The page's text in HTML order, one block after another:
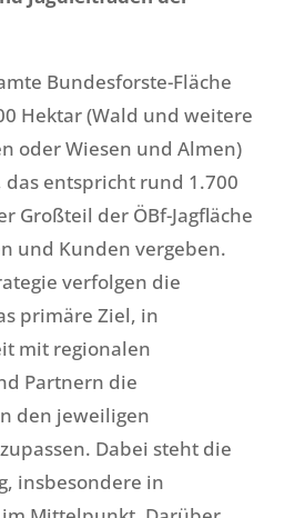
Bundesforste-Fläche
Hektar (Wald und weitere
oder Wiesen und Almen)
das entspricht rund 1.700
Großteil der ÖBf-Jagfläche
und Kunden vergeben.
verfolgen die
primäre Ziel, in
mit regionalen
Partnern die
den jeweiligen
Dabei steht die
insbesondere in